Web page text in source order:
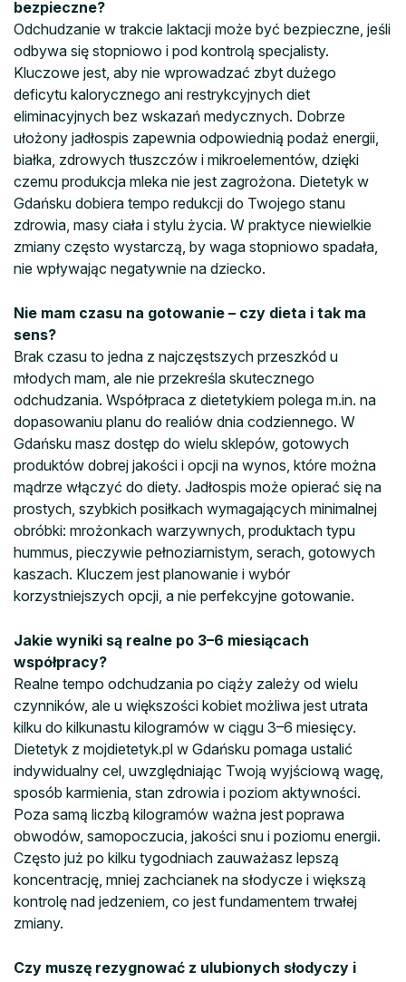
bezpieczne?
Odchudzanie w trakcie laktacji może być bezpieczne, jeśli
odbywa się stopniowo i pod kontrolą specjalisty.
Kluczowe jest, aby nie wprowadzać zbyt dużego
deficytu kalorycznego ani restrykcyjnych diet
eliminacyjnych bez wskazań medycznych. Dobrze
ułożony jadłospis zapewnia odpowiednią podaż energii,
białka, zdrowych tłuszczów i mikroelementów, dzięki
czemu produkcja mleka nie jest zagrożona. Dietetyk w
Gdańsku dobiera tempo redukcji do Twojego stanu
zdrowia, masy ciała i stylu życia. W praktyce niewielkie
zmiany często wystarczą, by waga stopniowo spadała,
nie wpływając negatywnie na dziecko.
Nie mam czasu na gotowanie – czy dieta i tak ma
sens?
Brak czasu to jedna z najczęstszych przeszkód u
młodych mam, ale nie przekreśla skutecznego
odchudzania. Współpraca z dietetykiem polega m.in. na
dopasowaniu planu do realiów dnia codziennego. W
Gdańsku masz dostęp do wielu sklepów, gotowych
produktów dobrej jakości i opcji na wynos, które można
mądrze włączyć do diety. Jadłospis może opierać się na
prostych, szybkich posiłkach wymagających minimalnej
obróbki: mrożonkach warzywnych, produktach typu
hummus, pieczywie pełnoziarnistym, serach, gotowych
kaszach. Kluczem jest planowanie i wybór
korzystniejszych opcji, a nie perfekcyjne gotowanie.
Jakie wyniki są realne po 3–6 miesiącach
współpracy?
Realne tempo odchudzania po ciąży zależy od wielu
czynników, ale u większości kobiet możliwa jest utrata
kilku do kilkunastu kilogramów w ciągu 3–6 miesięcy.
Dietetyk z mojdietetyk.pl w Gdańsku pomaga ustalić
indywidualny cel, uwzględniając Twoją wyjściową wagę,
sposób karmienia, stan zdrowia i poziom aktywności.
Poza samą liczbą kilogramów ważna jest poprawa
obwodów, samopoczucia, jakości snu i poziomu energii.
Często już po kilku tygodniach zauważasz lepszą
koncentrację, mniej zachcianek na słodycze i większą
kontrolę nad jedzeniem, co jest fundamentem trwałej
zmiany.
Czy muszę rezygnować z ulubionych słodyczy i